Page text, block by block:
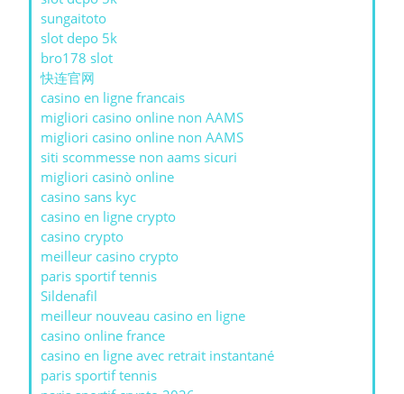
sungaitoto
slot depo 5k
bro178 slot
快连官网
casino en ligne francais
migliori casino online non AAMS
migliori casino online non AAMS
siti scommesse non aams sicuri
migliori casinò online
casino sans kyc
casino en ligne crypto
casino crypto
meilleur casino crypto
paris sportif tennis
Sildenafil
meilleur nouveau casino en ligne
casino online france
casino en ligne avec retrait instantané
paris sportif tennis